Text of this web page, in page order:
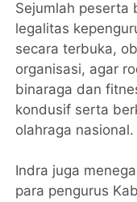
Sejumlah peserta
legalitas
secara terbuka,
organisasi, agar
binaraga dan
kondusif serta
olahraga nasional.
Indra juga
para pengurus